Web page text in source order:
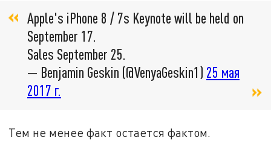
Apple's iPhone 8 / 7s Keynote will be held on
September 17.
Sales September 25.
— Benjamin Geskin (@VenyaGeskin1) 25 мая
2017 г.
Тем не менее факт остается фактом.